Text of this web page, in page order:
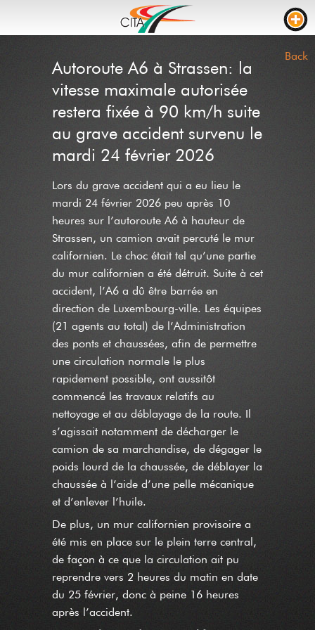
WEBCAMS
LIVE STREAM
ROAD WORKS
TRAVEL TIME
TRUCK PARKING
ROADWORKS
INCIDENTS
CONTACT US
NEWS
Back
Autoroute A6 à Strassen: la
vitesse maximale autorisée
restera fixée à 90 km/h suite
au grave accident survenu le
mardi 24 février 2026
Lors du grave accident qui a eu lieu le
mardi 24 février 2026 peu après 10
heures sur l’autoroute A6 à hauteur de
Strassen, un camion avait percuté le mur
californien. Le choc était tel qu’une partie
du mur californien a été détruit. Suite à cet
accident, l’A6 a dû être barrée en
direction de Luxembourg-ville. Les équipes
(21 agents au total) de l’Administration
des ponts et chaussées, afin de permettre
une circulation normale le plus
rapidement possible, ont aussitôt
commencé les travaux relatifs au
nettoyage et au déblayage de la route. Il
s’agissait notamment de décharger le
camion de sa marchandise, de dégager le
poids lourd de la chaussée, de déblayer la
chaussée à l’aide d’une pelle mécanique
et d’enlever l’huile.
De plus, un mur californien provisoire a
été mis en place sur le plein terre central,
de façon à ce que la circulation ait pu
reprendre vers 2 heures du matin en date
du 25 février, donc à peine 16 heures
après l’accident.